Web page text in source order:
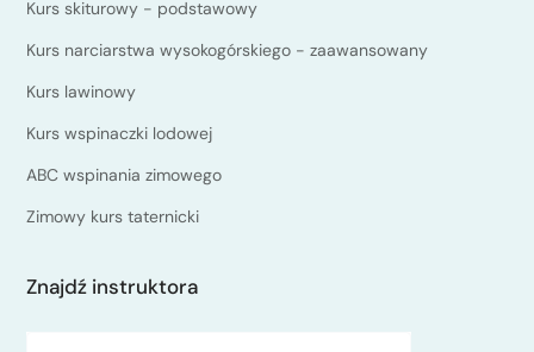
Kurs skiturowy - podstawowy
Kurs narciarstwa wysokogórskiego - zaawansowany
Kurs lawinowy
Kurs wspinaczki lodowej
ABC wspinania zimowego
Zimowy kurs taternicki
Znajdź instruktora